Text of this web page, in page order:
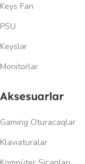
Keys Fan
PSU
Keyslər
Monitorlar
Aksesuarlar
Gaming Oturacaqlar
Klaviaturalar